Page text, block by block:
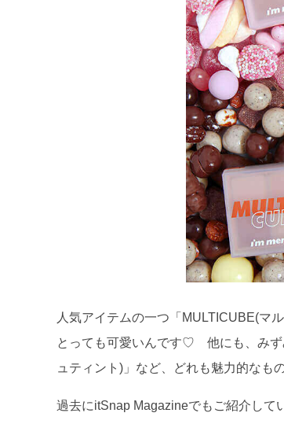
人気アイテムの一つ「MULTICUBE(マ
とっても可愛いんです♡ 他にも、みず
ュティント)」など、どれも魅力的なも
過去にitSnap Magazineでもご紹介し